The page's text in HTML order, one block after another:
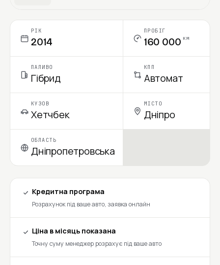
РІК
2014
ПРОБІГ
160 000 км
ПАЛИВО
Гібрид
КПП
Автомат
КУЗОВ
Хетчбек
МІСТО
Дніпро
ОБЛАСТЬ
Дніпропетровська
Кредитна програма
Розрахунок під ваше авто, заявка онлайн
Ціна в місяць показана
Точну суму менеджер розрахує під ваше авто